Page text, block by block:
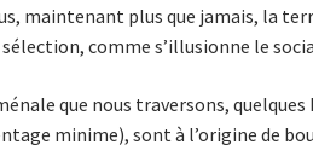
maintenant plus que jamais, la
comme s’illusionne le
que nous traversons,
minime), sont à l’origine de